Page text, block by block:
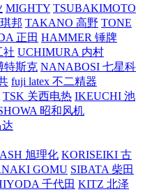
MIGHTY TSUBAKIMOTO
邦 TAKANO 高野 TONE
正田 HAMMER 锤牌
社 UCHIMURA 内村
特斯克 NANABOSI 七星科
fuji latex 不二精器
TSK 关西电热 IKEUCHI 池
昭和风机
ASH 旭理化 KORISEIKI 古
GOMU SIBATA 柴田
千代田 KITZ 北泽